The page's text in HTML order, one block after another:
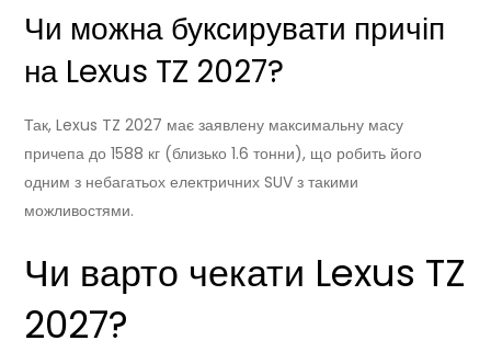
Чи можна буксирувати причіп
на Lexus TZ 2027?
Так, Lexus TZ 2027 має заявлену максимальну масу
причепа до 1588 кг (близько 1.6 тонни), що робить його
одним з небагатьох електричних SUV з такими
можливостями.
Чи варто чекати Lexus TZ
2027?